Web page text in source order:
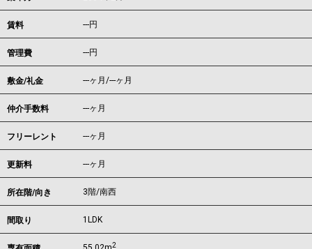
賃料 ---円
管理費 ---円
敷金/礼金 ---ヶ月/---ヶ月
仲介手数料 ---ヶ月
フリーレント ---ヶ月
更新料 ---ヶ月
所在階/向き 3階/南西
間取り 1LDK
2